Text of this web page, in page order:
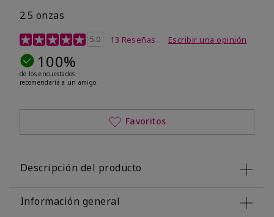
2.5 onzas
Calificación de clientes de 4,5 de 5
5.0 13 Reseñas Escribir una opinión
100%
de los encuestados
recomendaría a un amigo.
Favoritos
Descripción del producto
Información general